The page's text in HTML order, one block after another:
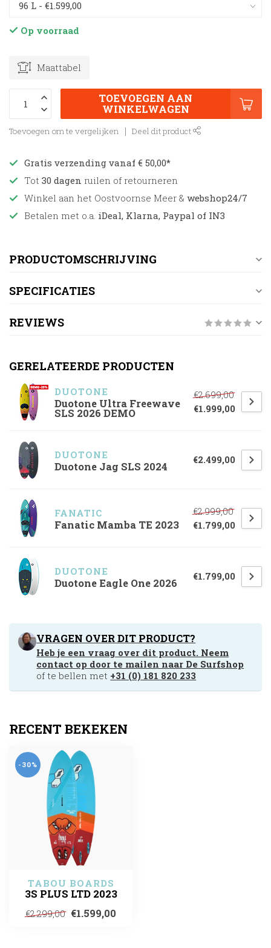
Op voorraad
Maattabel
TOEVOEGEN AAN
WINKELWAGEN
Toevoegen om te vergelijken Deel dit product
Gratis verzending vanaf € 50,00*
Tot 30 dagen ruilen of retourneren
Winkel aan het Oostvoornse Meer & webshop24/7
Betalen met o.a. iDeal, Klarna, Paypal of IN3
PRODUCTOMSCHRIJVING
SPECIFICATIES
REVIEWS
GERELATEERDE PRODUCTEN
DUOTONE
Duotone Ultra Freewave
SLS 2026 DEMO
€2.699,00
€1.999,00
DUOTONE
Duotone Jag SLS 2024
€2.499,00
FANATIC
Fanatic Mamba TE 2023
€2.999,00
€1.799,00
DUOTONE
Duotone Eagle One 2026
€1.799,00
VRAGEN OVER DIT PRODUCT?
Heb je een vraag over dit product. Neem
contact op door te mailen naar De Surfshop
of te bellen met +31 (0) 181 820 233
RECENT BEKEKEN
-30%
TABOU BOARDS
3S PLUS LTD 2023
€2.299,00 €1.599,00